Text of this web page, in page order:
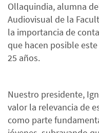
Ollaquindia, alumna
Audiovisual de la
la importancia de
que hacen posible
25 años.
Nuestro presidente,
valor la relevancia de
como parte